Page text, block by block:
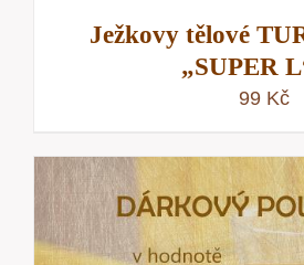
Ježkovy tělové
„SUPER
99 Kč